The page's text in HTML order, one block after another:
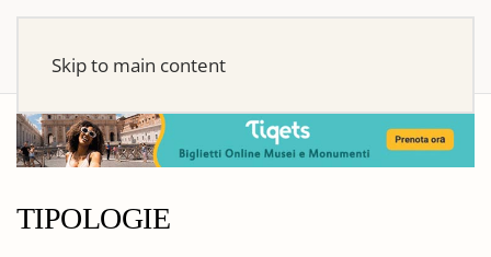
Skip to main content
TIPOLOGIE